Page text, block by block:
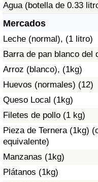
Agua (botella de 0.33
Mercados
Leche (normal), (1 litro)
Barra de pan blanco del
Arroz (blanco), (1kg)
Huevos (normales) (12)
Queso Local (1kg)
Filetes de pollo (1 kg)
Pieza de Ternera (1kg)
equivalente)
Manzanas (1kg)
Plátanos (1kg)
Índice de criminalidad
Sanidad
Índice de Sanidad
Índice de Sanidad por
Contaminación
Índice de